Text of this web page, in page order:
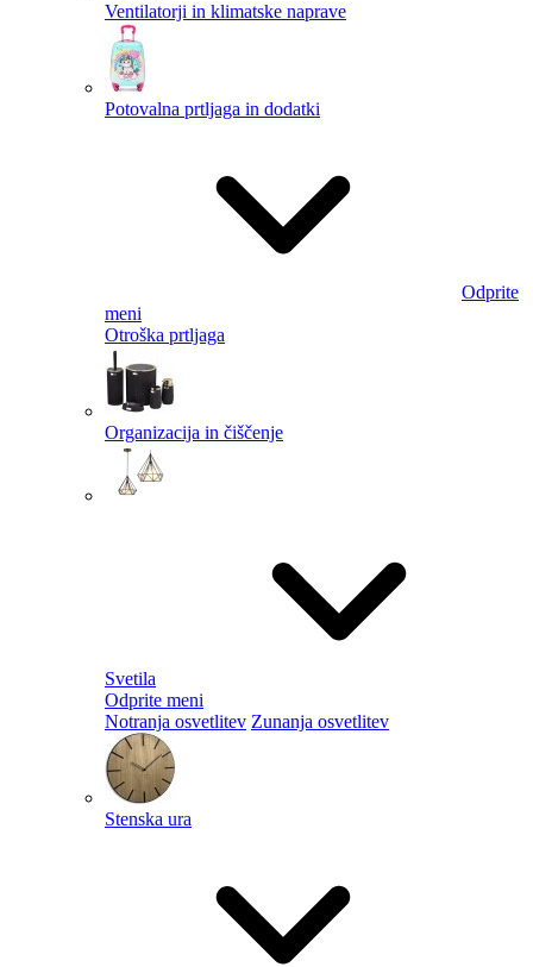
Ventilatorji in klimatske naprave
Potovalna prtljaga in dodatki
Odprite
meni
Otroška prtljaga
Organizacija in čiščenje
Svetila
Odprite meni
Notranja osvetlitev Zunanja osvetlitev
Stenska ura